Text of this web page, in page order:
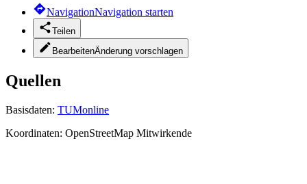
NavigationNavigation starten
Teilen
BearbeitenÄnderung vorschlagen
Quellen
Basisdaten: TUMonline
Koordinaten: OpenStreetMap Mitwirkende